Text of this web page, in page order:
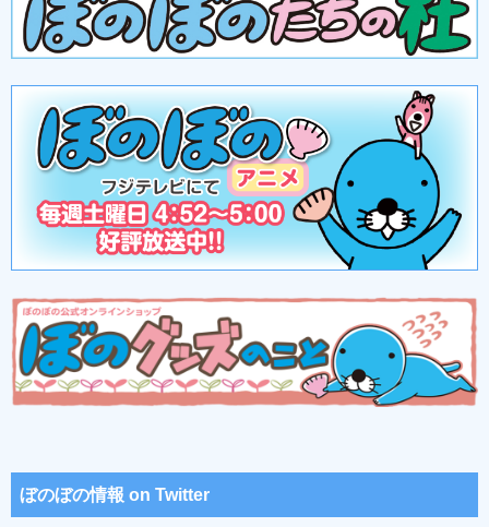
ぼのぼの情報 on Twitter